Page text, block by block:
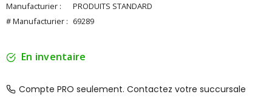
Manufacturier :
PRODUITS STANDARD
# Manufacturier : 69289
En inventaire
Compte PRO seulement. Contactez votre succursale